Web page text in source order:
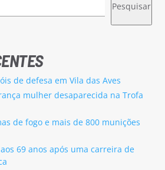
Pesquisar
de defesa em Vila das Aves
mulher desaparecida na Trofa
de fogo e mais de 800 munições
69 anos após uma carreira de